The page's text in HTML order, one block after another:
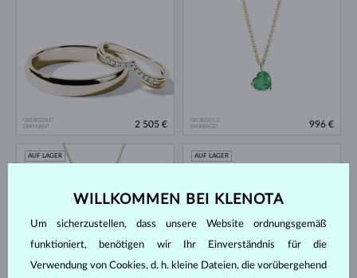
GELBGOLD
DIAMANT
2 505 €
GELBGOLD
SMARAGD
996 €
AUF LAGER AUF LAGER
WILLKOMMEN BEI KLENOTA
Um sicherzustellen, dass unsere Website ordnungsgemäß
funktioniert, benötigen wir Ihr Einverständnis für die
Verwendung von Cookies, d. h. kleine Dateien, die vorübergehend